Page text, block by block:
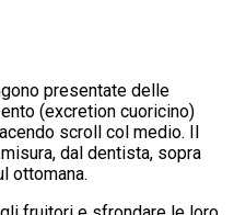
presentate delle
(excretion cuoricino)
scroll col medio. Il
dal dentista, sopra
ottomana.